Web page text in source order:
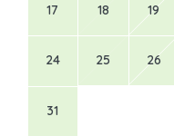
17 18 19
24 25 26
31